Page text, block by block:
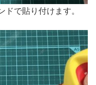
ドで貼り付けます。